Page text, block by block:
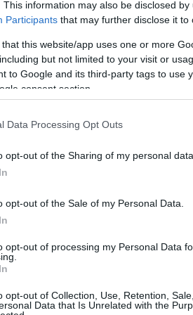
This information may also be disclosed
Participants that may further disclose it to
this website/app uses one or more
but not limited to your visit or
to Google and its third-party tags to use
consent section.
Data Processing Opt Outs
opt-out of the Sharing of my personal data.
opt-out of the Sale of my Personal Data.
opt-out of processing my Personal Data
opt-out of Collection, Use, Retention,
Data that Is Unrelated with the